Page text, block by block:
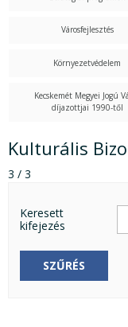
Városfejlesztés
Környezetvédelem
Kecskemét Megyei Jogú
díjazottjai 1990-től
Kulturális
3 / 3
Keresett
kifejezés
SZŰRÉS